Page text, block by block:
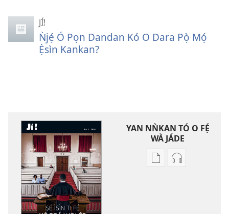
JÍ!
Ǹjẹ́ Ó Pọn Dandan Kó O Dara Pọ̀ Mọ́
Ẹ̀sìn Kankan?
YAN NǸKAN TÓ O FẸ́
WÀ JÁDE
Bó
Bó